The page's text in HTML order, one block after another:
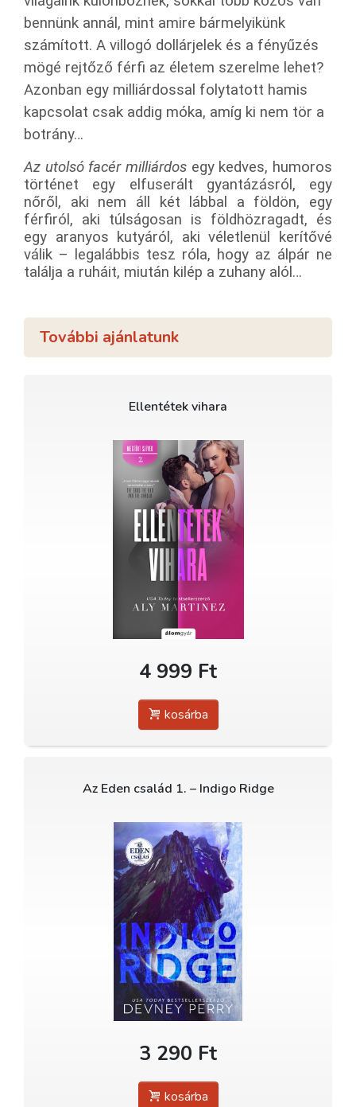
bennünk annál, mint amire bármelyikünk
számított. A villogó dollárjelek és a fényűzés
mögé rejtőző férfi az életem szerelme lehet?
Azonban egy milliárdossal folytatott hamis
kapcsolat csak addig móka, amíg ki nem tör a
botrány…
Az utolsó facér milliárdos egy kedves, humoros
történet egy elfuserált gyantázásról, egy
nőről, aki nem áll két lábbal a földön, egy
férfiról, aki túlságosan is földhözragadt, és
egy aranyos kutyáról, aki véletlenül kerítővé
válik – legalábbis tesz róla, hogy az álpár ne
találja a ruháit, miután kilép a zuhany alól…
További ajánlatunk
Ellentétek vihara
4 999 Ft
kosárba
Az Eden család 1. – Indigo Ridge
3 290 Ft
kosárba